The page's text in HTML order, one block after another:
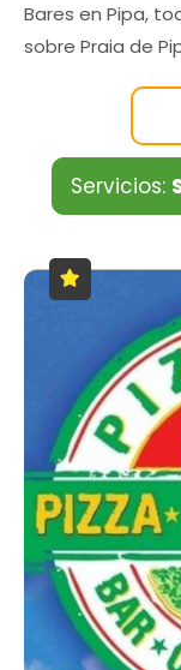
Bares en Pipa,
sobre Praia de
Servicios: